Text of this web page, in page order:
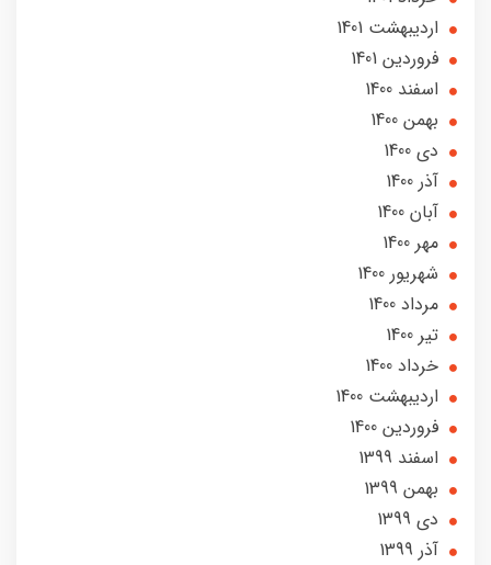
ارديبهشت 1401
فروردین 1401
اسفند 1400
بهمن 1400
دی 1400
آذر 1400
آبان 1400
مهر 1400
شهریور 1400
مرداد 1400
تير 1400
خرداد 1400
ارديبهشت 1400
فروردین 1400
اسفند 1399
بهمن 1399
دی 1399
آذر 1399